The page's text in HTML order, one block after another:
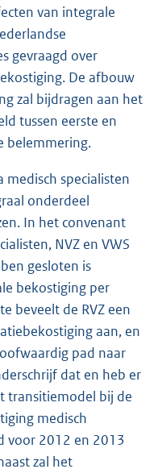
van integrale
gevraagd over
De afbouw
zal bijdragen aan het
tussen eerste en
belemmering.
medisch specialisten
onderdeel
In het convenant
NVZ en VWS
gesloten is
bekostiging per
beveelt de RVZ een
aan, en
pad naar
dat en heb er
transitiemodel bij de
medisch
voor 2012 en 2013
zal het